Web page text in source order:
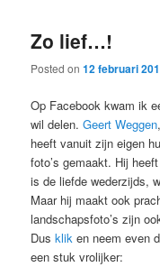
content
content
Zo lief…!
Posted on12 februari
Op Facebook kwam ik
wil delen.Geert Weggen
heeft vanuit zijn eigen
foto’s gemaakt. Hij
is de liefde wederzijds,
Maar hij maakt ook
landschapsfoto’s zijn
Dusklik en neem even
een stuk vrolijker: